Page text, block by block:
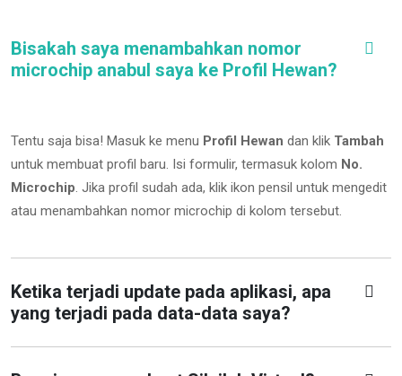
Bisakah saya menambahkan nomor
microchip anabul saya ke Profil Hewan?
Tentu saja bisa! Masuk ke menu Profil Hewan dan klik Tambah
untuk membuat profil baru. Isi formulir, termasuk kolom No.
Microchip. Jika profil sudah ada, klik ikon pensil untuk mengedit
atau menambahkan nomor microchip di kolom tersebut.
Ketika terjadi update pada aplikasi, apa
yang terjadi pada data-data saya?